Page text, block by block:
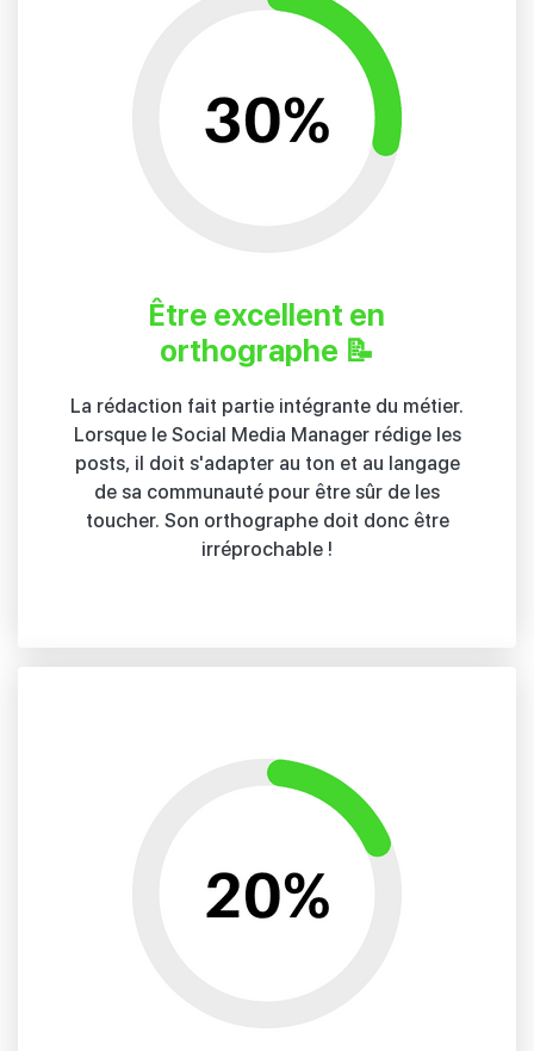
Être excellent en
orthographe 📝
La rédaction fait partie intégrante du métier.
Lorsque le Social Media Manager rédige les
posts, il doit s'adapter au ton et au langage
de sa communauté pour être sûr de les
toucher. Son orthographe doit donc être
irréprochable !